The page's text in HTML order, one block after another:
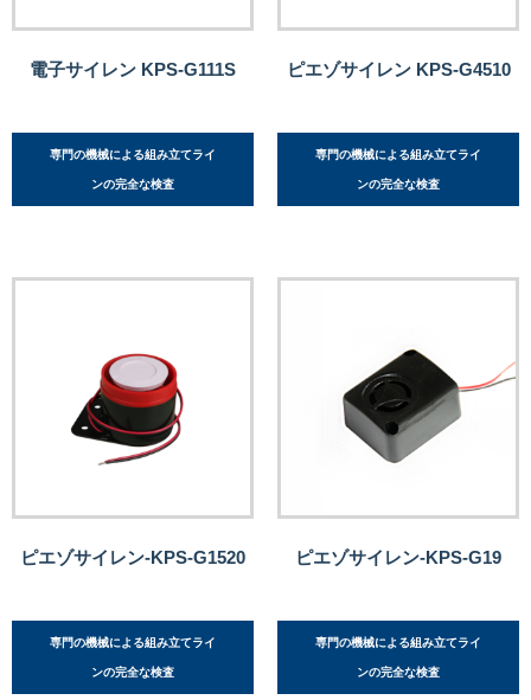
電子サイレン KPS-G111S
専門の機械による組み立てライ
ンの完全な検査
ピエゾサイレン KPS-G4510
専門の機械による組み立てライ
ンの完全な検査
ピエゾサイレン-KPS-G1520
専門の機械による組み立てライ
ンの完全な検査
ピエゾサイレン-KPS-G19
専門の機械による組み立てライ
ンの完全な検査